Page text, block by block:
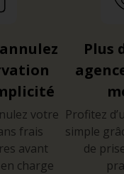
votre
frais
avant
charge
Plus
Profitez
simple
de